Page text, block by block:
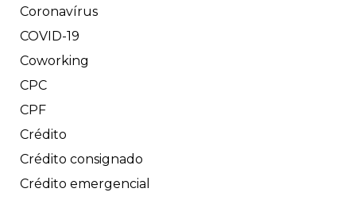
Coronavírus
COVID-19
Coworking
CPC
CPF
Crédito
Crédito consignado
Crédito emergencial